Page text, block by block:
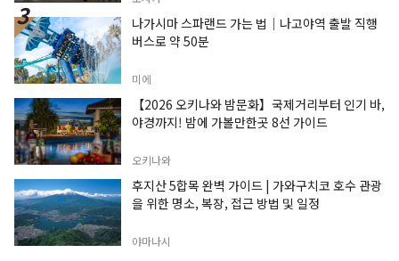
나가시마 스파랜드 가는 법｜나고야역 출발 직행
버스로 약 50분
미에
【2026 오키나와 밤문화】국제거리부터 인기 바,
야경까지! 밤에 가볼만한곳 8선 가이드
오키나와
후지산 5합목 완벽 가이드 | 가와구치코 호수 관광
을 위한 명소, 복장, 접근 방법 및 일정
야마나시